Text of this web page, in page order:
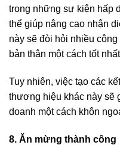
trong những sự kiện hấp
thể giúp nâng cao nhận
này sẽ đòi hỏi nhiều
bản thân một cách tốt
Tuy nhiên, việc tạo các
thương hiệu khác này sẽ
doanh một cách khôn
8. Ăn mừng thành công